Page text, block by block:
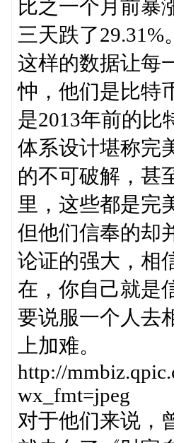
比之一个月前暴
三天跌了29.31%。
这样的数据让每
忡，他们是比特
是2013年前的比
体系设计堪称完
的不可破解，甚
里，这些都是完
但他们信奉的却
论证的强大，相
在，你自己就是
要说服一个人去
上加难。
http://
wx_fmt=jpeg
对于他们来说，